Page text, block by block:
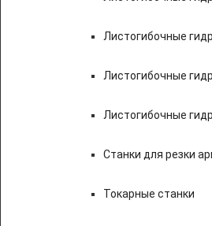
Листогибочные
Листогибочные
Листогибочные
Станки для резки
Токарные станки